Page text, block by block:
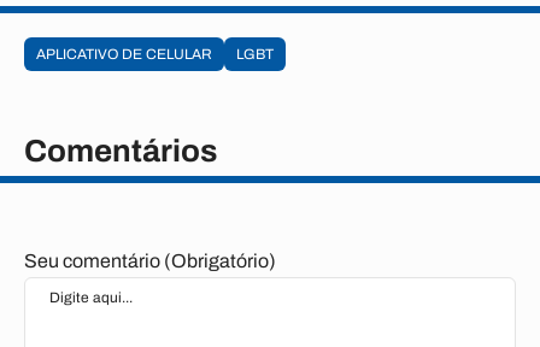
APLICATIVO DE CELULAR LGBT
Comentários
Seu comentário (Obrigatório)